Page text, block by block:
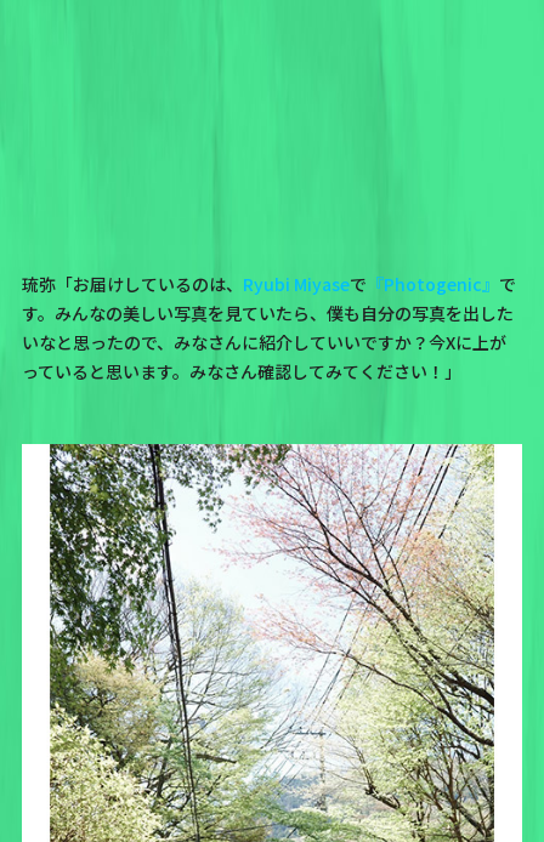
琉弥「お届けしているのは、 Ryubi Miyaseで 『Photogenic』 で
す。みんなの美しい写真を見ていたら、僕も自分の写真を出した
いなと思ったので、みなさんに紹介していいですか？今Xに上が
っていると思います。みなさん確認してみてください！」